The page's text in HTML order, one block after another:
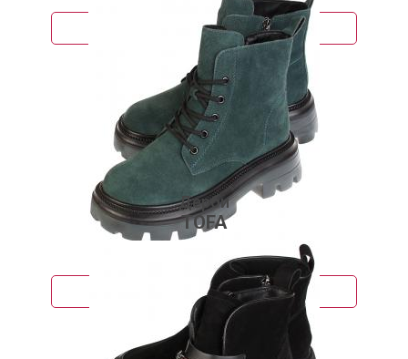
Подробнее
Дерби
TOFA
Подробнее